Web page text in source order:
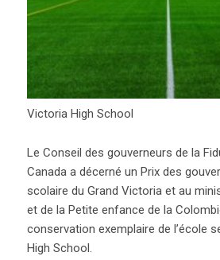
Victoria High School
Le Conseil des gouverneurs de la
Canada a décerné un Prix des
scolaire du Grand Victoria et au
et de la Petite enfance de la
conservation exemplaire de l’école
High School.